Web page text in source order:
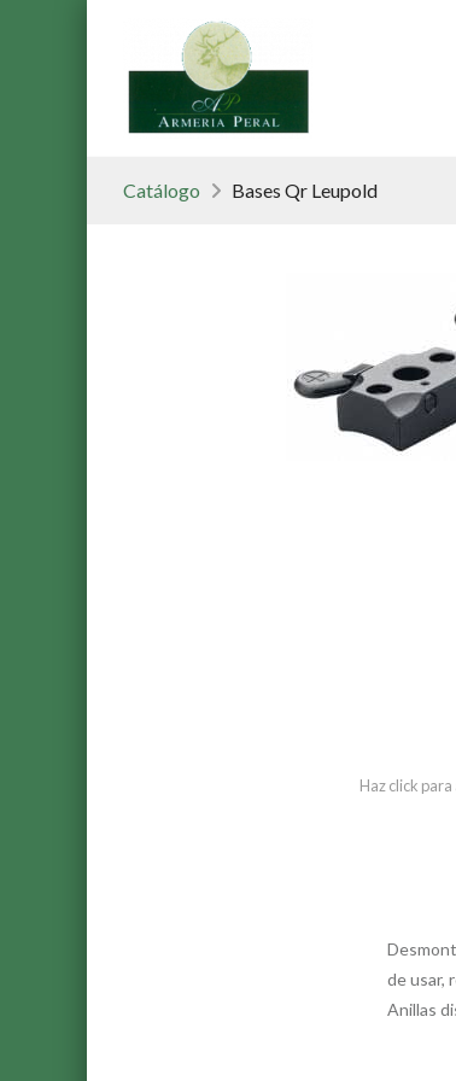
Catálogo Bases Qr Leupold
Haz click
de usar,
Anillas